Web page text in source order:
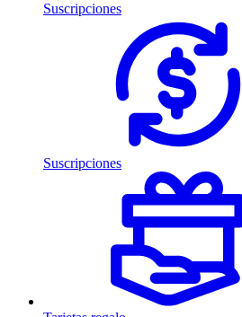
Suscripciones
Suscripciones